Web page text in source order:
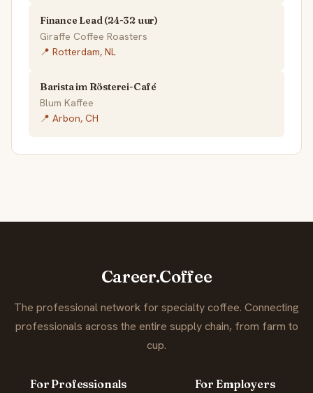
Finance Lead (24-32 uur)
Giraffe Coffee Roasters
📍 Rotterdam, NL
Barista im Rösterei-Café
Blum Kaffee
📍 Arbon, CH
Career.Coffee
The professional network for specialty coffee. Connecting
professionals across the entire supply chain, from farm to
cup.
For Professionals For Employers